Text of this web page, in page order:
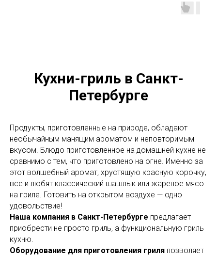
Кухни-гриль в Санкт-
Петербурге
Продукты, приготовленные на природе, обладают
необычайным манящим ароматом и неповторимым
вкусом. Блюдо приготовленное на домашней кухне не
сравнимо с тем, что приготовлено на огне. Именно за
этот волшебный аромат, хрустящую красную корочку,
все и любят классический шашлык или жареное мясо
на гриле. Готовить на открытом воздухе — одно
удовольствие!
Наша компания в Санкт-Петербурге предлагает
приобрести не просто гриль, а функциональную гриль
кухню.
Оборудование для приготовления гриля позволяет